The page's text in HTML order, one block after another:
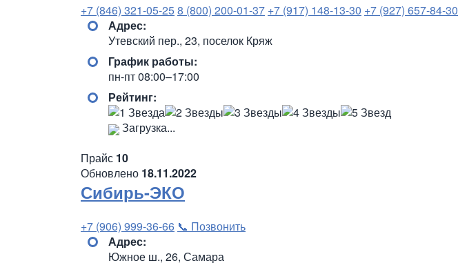
+7 (846) 321-05-258 (800) 200-01-37 +7 (917) 148-13-30 +7 (927) 657-84-30
Адрес:
Утевский пер., 23, поселок Кряж
График работы:
пн-пт 08:00–17:00
Рейтинг:
Загрузка...
Прайс 10
Обновлено 18.11.2022
Сибирь-ЭКО
+7 (906) 999-36-66 📞 Позвонить
Адрес:
Южное ш., 26, Самара